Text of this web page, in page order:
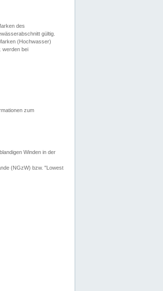
des
gültig.
(Hochwasser)
werden bei
zum
Winden in der
(NGzW) bzw. "Lowest